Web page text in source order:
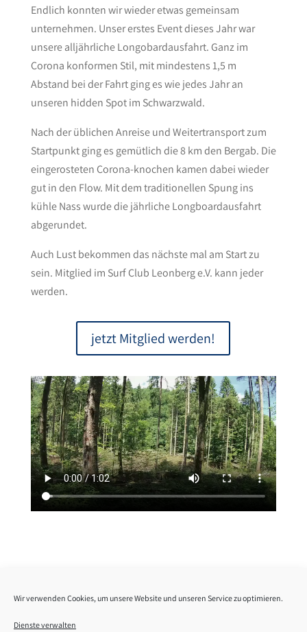
Wir verwenden Cookies, um unsere Website und unseren Service zu optimieren.
Dienste verwalten
Endlich konnten wir wieder etwas gemeinsam
unternehmen. Unser erstes Event dieses Jahr war
unsere alljährliche Longobardausfahrt. Ganz im
Corona konformen Stil, mit mindestens 1,5 m
Abstand bei der Fahrt ging es wie jedes Jahr an
unseren hidden Spot im Schwarzwald.
Nach der üblichen Anreise und Weitertransport zum
Startpunkt ging es gemütlich die 8 km den Bergab. Die
eingerosteten Corona-knochen kamen dabei wieder
gut in den Flow. Mit dem traditionellen Spung ins
kühle Nass wurde die jährliche Longboardausfahrt
abgerundet.
Auch Lust bekommen das nächste mal am Start zu
sein. Mitglied im Surf Club Leonberg e.V. kann jeder
werden.
jetzt Mitglied werden!